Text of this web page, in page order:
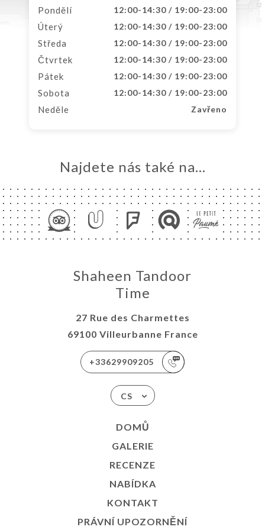
Pondělí 12:00-14:30 / 19:00-23:00
Úterý 12:00-14:30 / 19:00-23:00
Středa 12:00-14:30 / 19:00-23:00
Čtvrtek 12:00-14:30 / 19:00-23:00
Pátek 12:00-14:30 / 19:00-23:00
Sobota 12:00-14:30 / 19:00-23:00
Neděle Zavřeno
Najdete nás také na...
Shaheen Tandoor
Time
27 Rue des Charmettes
69100 Villeurbanne France
+33629909205
CS
DOMŮ
GALERIE
RECENZE
NABÍDKA
KONTAKT
PRÁVNÍ UPOZORNĚNÍ